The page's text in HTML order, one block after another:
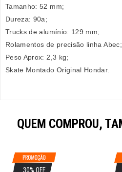
Tamanho: 52 mm;
Dureza: 90a;
Trucks de alumínio: 129 mm;
Rolamentos de precisão linha Abec;
Peso Aprox: 2,3 kg;
Skate Montado Original Hondar.
QUEM COMPROU,
30% OFF